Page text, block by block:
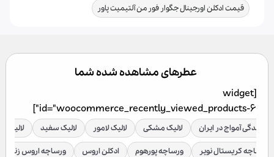
قیمت ادکلن اورجینال جگوار فور من آلتیمیت پاور
عطرهای مشاهده شده شما
[widget
id="woocommerce_recently_viewed_products-6"]
نمایندگی آمواج در ایران لالیک مشکی لالیک لامور لالیک سفید لالیک
ورساچه کریستال نویر ورساچه پورهوم ادکلن اروس ورساچه اروس زنانه